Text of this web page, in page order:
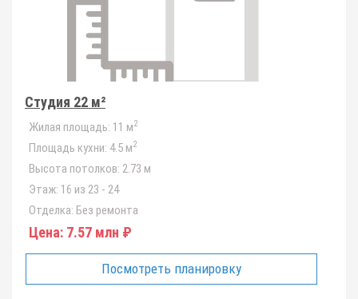
Студия 22 м²
Жилая площадь: 11 м2
Площадь кухни: 4.5 м2
Высота потолков: 2.73 м
Этаж: 16 из 23 - 24
Отделка: Без ремонта
Цена: 7.57 млн ₽
Посмотреть планировку